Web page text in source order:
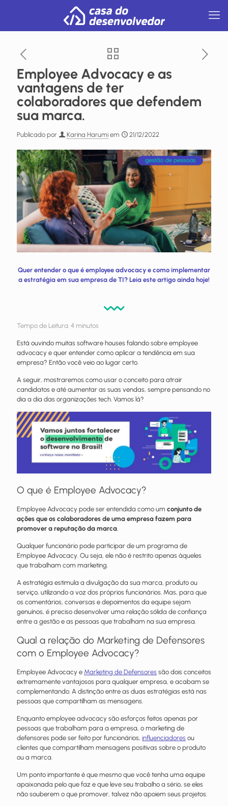
Employee Advocacy e as
vantagens de ter
colaboradores que defendem
sua marca.
Publicado por Karina Harumi em 21/12/2022
Quer entender o que é employee advocacy e como implementar
a estratégia em sua empresa de TI? Leia este artigo ainda hoje!
Tempo de Leitura: 4 minutos
Está ouvindo muitas software houses falando sobre employee
advocacy e quer entender como aplicar a tendência em sua
empresa? Então você veio ao lugar certo.
A seguir, mostraremos como usar o conceito para atrair
candidatos e até aumentar as suas vendas, sempre pensando no
dia a dia das organizações tech. Vamos lá?
O que é Employee Advocacy?
Employee Advocacy pode ser entendida como um conjunto de
ações que os colaboradores de uma empresa fazem para
promover a reputação da marca
Qualquer funcionário pode participar de um programa de
Employee Advocacy. Ou seja, ele não é restrito apenas àqueles
que trabalham com marketing.
A estratégia estimula a divulgação da sua marca, produto ou
serviço, utilizando a voz dos próprios funcionários. Mas, para que
os comentários, conversas e depoimentos da equipe sejam
genuínos, é preciso desenvolver uma relação sólida de confiança
entre a gestão e as pessoas que trabalham na sua empresa.
Qual a relação do Marketing de Defensores
com o Employee Advocacy?
Employee Advocacy e Marketing de Defensores são dois conceitos
extremamente vantajosos para qualquer empresa, e acabam se
complementando. A distinção entre as duas estratégias está nas
pessoas que compartilham as mensagens.
Enquanto employee advocacy são esforços feitos apenas por
pessoas que trabalham para a empresa, o marketing de
defensores pode ser feito por funcionários, influenciadores ou
clientes que compartilham mensagens positivas sobre o produto
ou a marca.
Um ponto importante é que mesmo que você tenha uma equipe
apaixonada pelo que faz e que leve seu trabalho a sério, se eles
não souberem o que promover, talvez não apoiem seus projetos.